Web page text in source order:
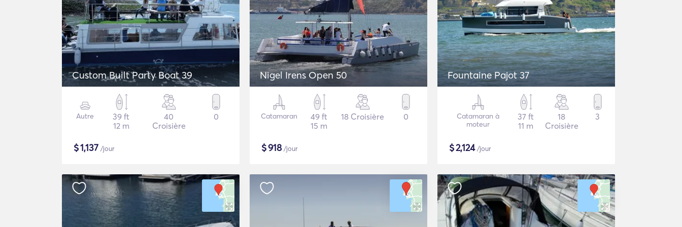
Custom Built Party Boat 39
Autre
39 ft
12 m
40
Croisière
0
$1,137 /jour
Nigel Irens Open 50
Catamaran
49 ft
15 m
18 Croisière 0
$918/jour
Fountaine Pajot 37
Catamaran à
moteur
37 ft
11 m
18
Croisière
3
$2,124/jour